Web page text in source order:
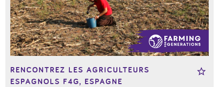
RENCONTREZ LES AGRICULTEURS
ESPAGNOLS F4G, ESPAGNE